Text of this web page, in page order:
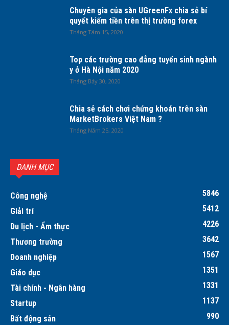
Chuyên gia của sàn UGreenFx chia sẻ bí
quyết kiếm tiền trên thị trường forex
Tháng Tám 15, 2020
Top các trường cao đẳng tuyển sinh ngành
y ở Hà Nội năm 2020
Tháng Bảy 30, 2020
Chia sẻ cách chơi chứng khoán trên sàn
MarketBrokers Việt Nam ?
Tháng Năm 25, 2020
DANH MỤC
Công nghệ
5846
Giải trí
5412
Du lịch - Ẩm thực
4226
Thương trường
3642
Doanh nghiệp
1567
Giáo dục
1351
Tài chính - Ngân hàng
1331
Startup
1137
Bất động sản
990